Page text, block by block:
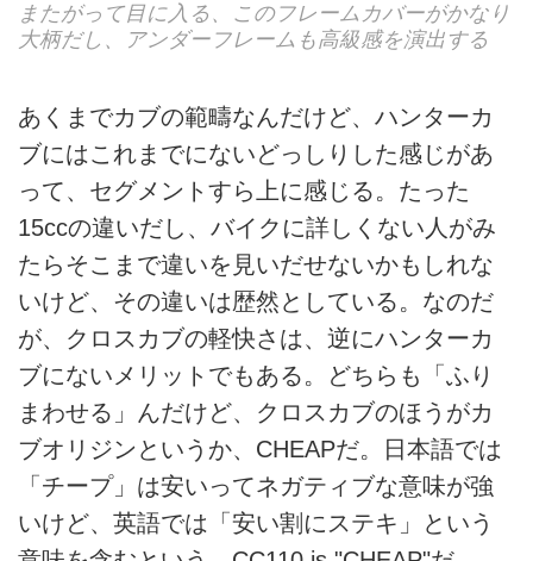
またがって目に入る、このフレームカバーがかなり
大柄だし、アンダーフレームも高級感を演出する
あくまでカブの範疇なんだけど、ハンターカ
ブにはこれまでにないどっしりした感じがあ
って、セグメントすら上に感じる。たった
15ccの違いだし、バイクに詳しくない人がみ
たらそこまで違いを見いだせないかもしれな
いけど、その違いは歴然としている。なのだ
が、クロスカブの軽快さは、逆にハンターカ
ブにないメリットでもある。どちらも「ふり
まわせる」んだけど、クロスカブのほうがカ
ブオリジンというか、CHEAPだ。日本語では
「チープ」は安いってネガティブな意味が強
いけど、英語では「安い割にステキ」という